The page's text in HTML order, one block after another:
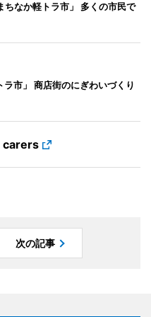
ちなか軽トラ市」 多くの市民で
市」 商店街のにぎわいづくり
carers
次の記事